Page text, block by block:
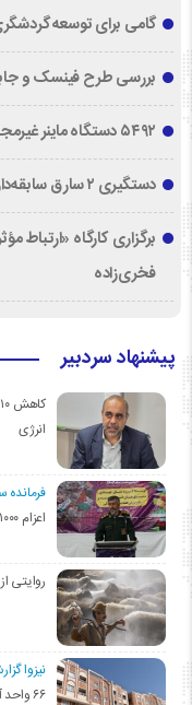
گامی برای توسعه
بررسی طرح فینسک و
۵۴۹۲ دستگاه ماینر غیرمجاز در استان سمنان جمع‌آوری شد
دستگیری ۲ سارق سابقه‌دار و کشف خودروی سرقتی در مهدیشهر
برگزاری کارگاه «ارتباط
فخری‌زاده
پیشنهاد سردبیر
انرژی
فرمانده
اعزام ۱۰۰۰ مهدیشهری به تشییع رهبر شهید
روایتی
نیزوا
۶۶ واحد آماده تحویل در پروژه۱۳۸ واحدی مهدیشهر